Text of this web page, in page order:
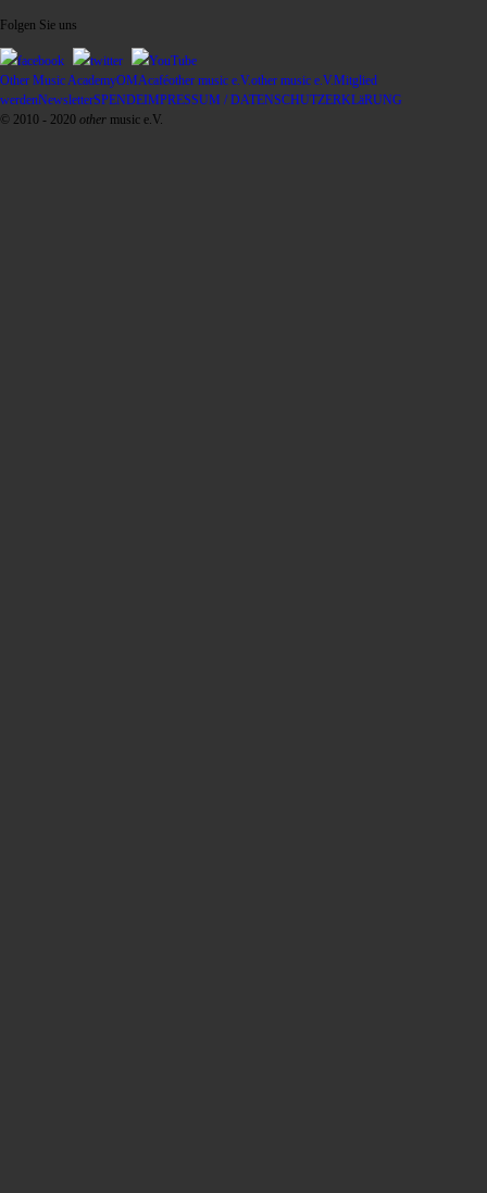
Folgen Sie uns
facebook twitter
YouTube
Other Music AcademyOMAcaféother music e.V.other music e.V.Mitglied
werdenNewsletterSPENDEIMPRESSUM / DATENSCHUTZERKLäRUNG
© 2010 - 2020 other music e.V.